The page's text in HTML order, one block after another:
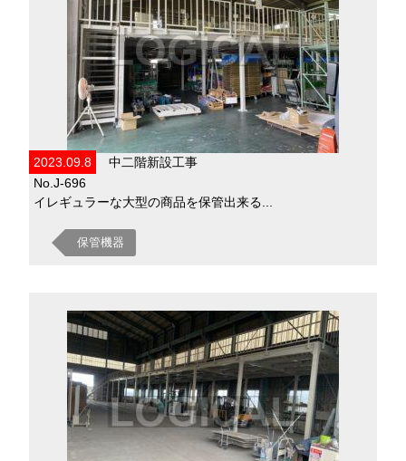
2023.09.8
中二階新設工事
No.J-696
イレギュラーな大型の商品を保管出来る...
保管機器